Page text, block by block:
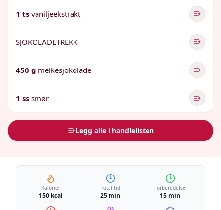
1 ts vaniljeekstrakt
SJOKOLADETREKK
450 g melkesjokolade
1 ss smør
Legg alle i handlelisten
Kalorier
150 kcal
Total tid
25 min
Forberedelse
15 min